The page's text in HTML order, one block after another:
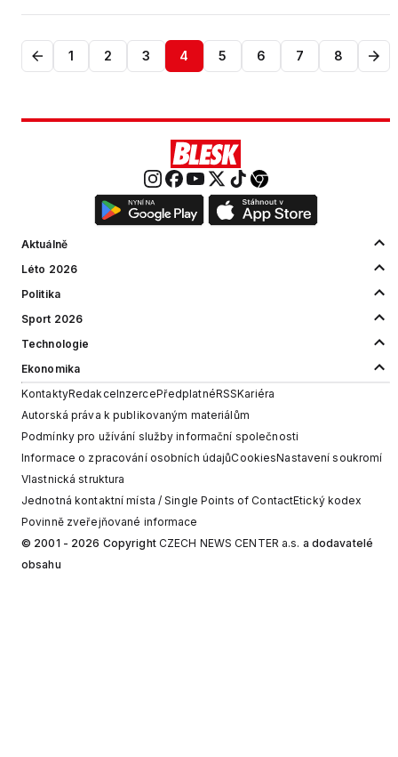
1 2 3 4 5 6 7 8
Aktuálně
Léto 2026
Politika
Sport 2026
Technologie
Ekonomika
KontaktyRedakceInzercePředplatnéRSSKariéra
Autorská práva k publikovaným materiálům
Podmínky pro užívání služby informační společnosti
Informace o zpracování osobních údajůCookiesNastavení soukromí
Vlastnická struktura
Jednotná kontaktní místa / Single Points of ContactEtický kodex
Povinně zveřejňované informace
© 2001 - 2026 Copyright CZECH NEWS CENTER a.s. a dodavatelé
obsahu